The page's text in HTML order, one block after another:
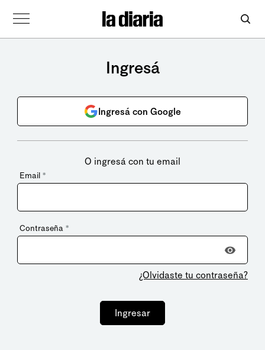
Ingresá
Ingresá con Google
O ingresá con tu email
Email *
Contraseña *
¿Olvidaste tu contraseña?
Ingresar